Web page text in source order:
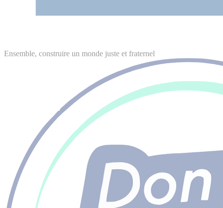
Ensemble, construire un monde juste et fraternel